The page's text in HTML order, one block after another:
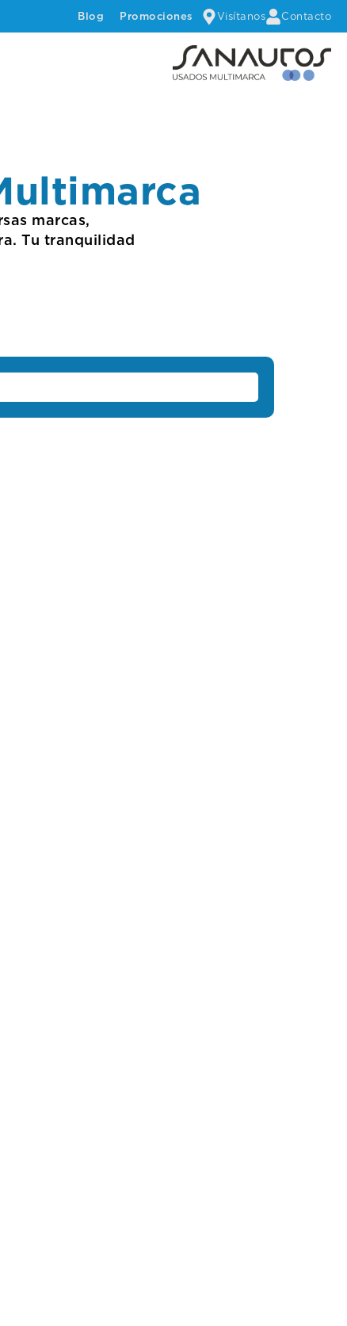
Blog Promociones Visítanos Contacto
marcas,
Tu tranquilidad